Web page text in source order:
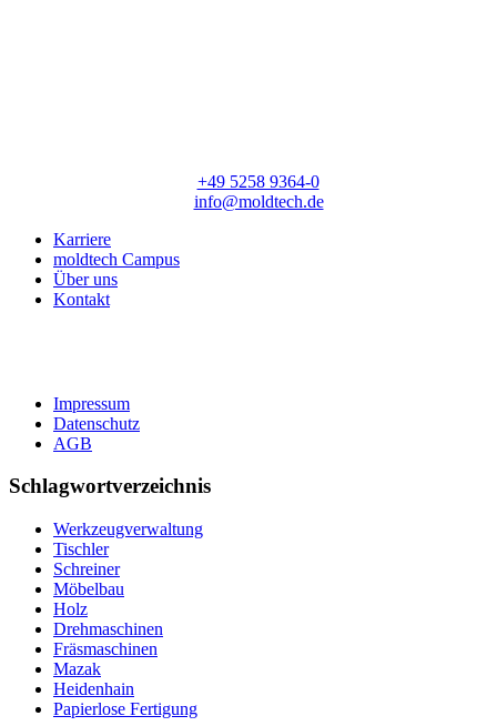
+49 5258 9364-0
info@moldtech.de
Karriere
moldtech Campus
Über uns
Kontakt
Impressum
Datenschutz
AGB
Schlagwortverzeichnis
Werkzeugverwaltung
Tischler
Schreiner
Möbelbau
Holz
Drehmaschinen
Fräsmaschinen
Mazak
Heidenhain
Papierlose Fertigung